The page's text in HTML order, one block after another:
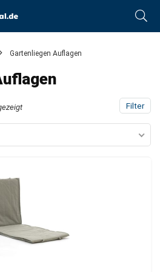
Gartenliegen Auflagen
Filter